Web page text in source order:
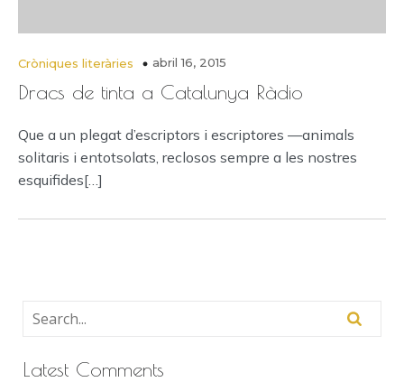
Cròniques literàries abril 16, 2015
Dracs de tinta a Catalunya Ràdio
Que a un plegat d’escriptors i escriptores —animals
solitaris i entotsolats, reclosos sempre a les nostres
esquifides[…]
Latest Comments